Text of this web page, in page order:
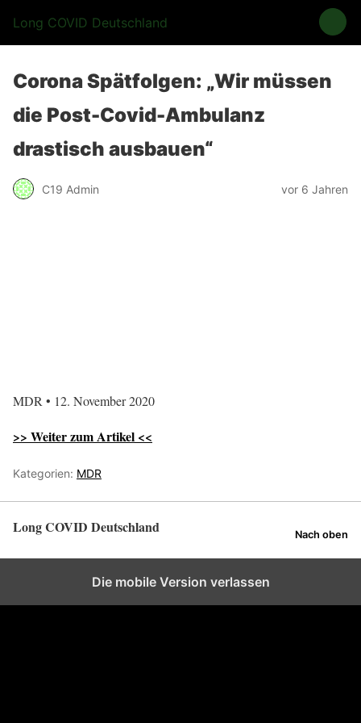
Long COVID Deutschland
Corona Spätfolgen: „Wir müssen
die Post-Covid-Ambulanz
drastisch ausbauen“
C19 Admin vor 6 Jahren
MDR • 12. November 2020
>> Weiter zum Artikel <<
Kategorien: MDR
Long COVID Deutschland Nach oben
Die mobile Version verlassen